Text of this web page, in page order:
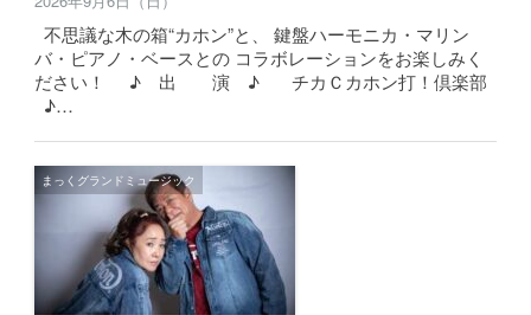
不思議な木の箱“カホン”と、 鍵盤ハーモニカ・マリン
バ・ピアノ・ベースとの コラボレーションをお楽しみく
ださい！ ♪ 出 演 ♪ チカＣカホン打！倶楽部
♪…
まっくグランドミュージック